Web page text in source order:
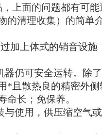
上面的问题都有可
的清理收集）的简单
加上体式的销音设
仍可安全运转。除
*且散热良的精密外
命长；免保养。
与使用，供压缩空气